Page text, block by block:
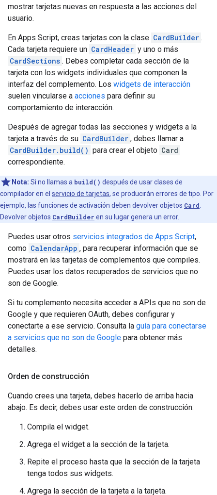
mostrar tarjetas nuevas en respuesta a las acciones del
usuario.
En Apps Script, creas tarjetas con la clase CardBuilder .
Cada tarjeta requiere un CardHeader y uno o más
CardSections . Debes completar cada sección de la
tarjeta con los widgets individuales que componen la
interfaz del complemento. Los widgets de interacción
suelen vincularse a acciones para definir su
comportamiento de interacción.
Después de agregar todas las secciones y widgets a la
tarjeta a través de su CardBuilder , debes llamar a
CardBuilder.build() para crear el objeto Card
correspondiente.
Nota: Si no llamas a build() después de usar clases de
compilador en el servicio de tarjetas, se producirán errores de tipo. Por
ejemplo, las funciones de activación deben devolver objetos Card
Devolver objetos CardBuilder en su lugar genera un error.
Puedes usar otros servicios integrados de Apps Script,
como CalendarApp , para recuperar información que se
mostrará en las tarjetas de complementos que compiles.
Puedes usar los datos recuperados de servicios que no
son de Google.
Si tu complemento necesita acceder a APIs que no son de
Google y que requieren OAuth, debes configurar y
conectarte a ese servicio. Consulta la guía para conectarse
a servicios que no son de Google para obtener más
detalles.
Orden de construcción
Cuando crees una tarjeta, debes hacerlo de arriba hacia
abajo. Es decir, debes usar este orden de construcción:
Compila el widget.
Agrega el widget a la sección de la tarjeta.
Repite el proceso hasta que la sección de la tarjeta
tenga todos sus widgets.
Agrega la sección de la tarjeta a la tarjeta.